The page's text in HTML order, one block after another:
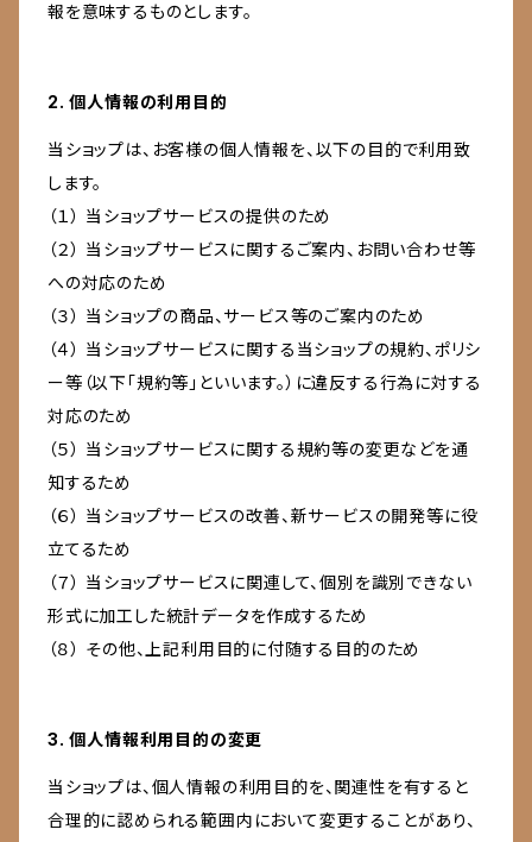
報を意味するものとします。
2. 個人情報の利用目的
当ショップは、お客様の個人情報を、以下の目的で利用致
します。
（１） 当ショップサービスの提供のため
（２） 当ショップサービスに関するご案内、お問い合わせ等
への対応のため
（３） 当ショップの商品、サービス等のご案内のため
（４） 当ショップサービスに関する当ショップの規約、ポリシ
ー等（以下「規約等」といいます。）に違反する行為に対する
対応のため
（５） 当ショップサービスに関する規約等の変更などを通
知するため
（６） 当ショップサービスの改善、新サービスの開発等に役
立てるため
（７） 当ショップサービスに関連して、個別を識別できない
形式に加工した統計データを作成するため
（８） その他、上記利用目的に付随する目的のため
3. 個人情報利用目的の変更
当ショップは、個人情報の利用目的を、関連性を有すると
合理的に認められる範囲内において変更することがあり、